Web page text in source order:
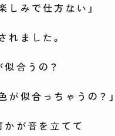
しみで仕方ない」
れました。
似合うの？
が似合っちゃうの？」
かが音を立てて